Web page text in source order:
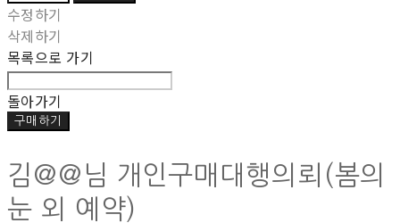
수정하기
삭제하기
목록으로 가기
돌아가기
구매하기
김@@님 개인구매대행의뢰(봄의
눈 외 예약)